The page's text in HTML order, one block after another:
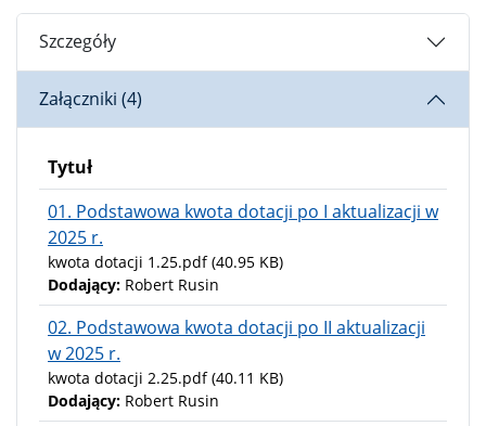
Szczegóły
Załączniki (4)
Tytuł
01. Podstawowa kwota dotacji po I aktualizacji w
2025 r.
kwota dotacji 1.25.pdf (40.95 KB)
Dodający: Robert Rusin
02. Podstawowa kwota dotacji po II aktualizacji
w 2025 r.
kwota dotacji 2.25.pdf (40.11 KB)
Dodający: Robert Rusin